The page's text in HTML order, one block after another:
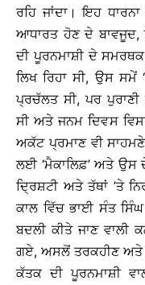
ਰਹਿ ਜਾਂਦਾ। ਇਹ
ਆਧਾਰਤ ਹੋਣ ਦੇ ਬਾਵਜੂਦ,
ਦੀ ਪੂਰਨਮਾਸ਼ੀ ਦੇ
ਲਿਖ ਰਿਹਾ ਸੀ, ਉਸ ਸਮੇਂ
ਪ੍ਰਚੱਲਤ ਸੀ, ਪਰ
ਸੀ ਅਤੇ ਜਨਮ ਦਿਵਸ
ਅਕੱਟ ਪ੍ਰਮਾਣ ਵੀ
ਲਈ ‘ਮੈਕਾਲਿਫ਼’ ਅਤੇ ਉਸ
ਦਿ੍ਰਸ਼ਟੀ ਅਤੇ ਤੱਥਾਂ ’ਤੇ
ਕਾਲ ਵਿੱਚ ਭਾਈ ਸੰਤ ਸਿੰਘ
ਬਦਲੀ ਕੀਤੇ ਜਾਣ ਵਾਲੀ
ਗਏ, ਅਸਲੋਂ ਤਰਕਹੀਣ
ਕੱਤਕ ਦੀ ਪੂਰਨਮਾਸ਼ੀ